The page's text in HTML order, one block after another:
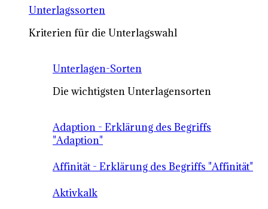
Unterlagssorten
Kriterien für die Unterlagswahl
Unterlagen-Sorten
Die wichtigsten Unterlagensorten
Adaption - Erklärung des Begriffs
"Adaption"
Affinität - Erklärung des Begriffs "Affinität"
Aktivkalk